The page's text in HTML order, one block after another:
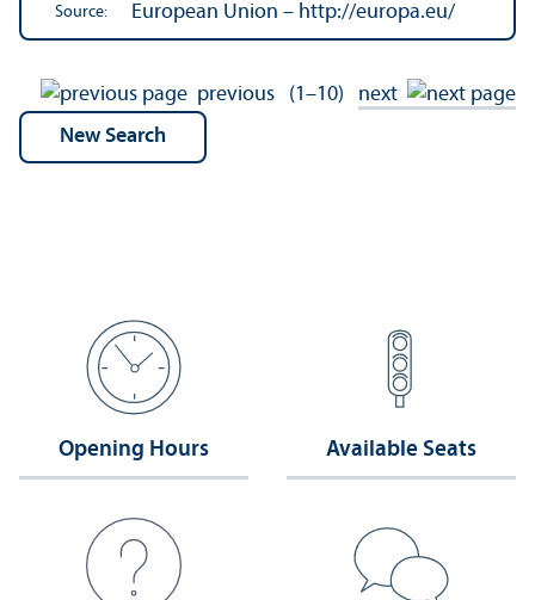
Source: European Union – http://europa.eu/
previous (1–10) next
Opening Hours Available Seats